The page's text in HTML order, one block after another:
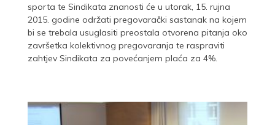
sporta te Sindikata znanosti će u utorak, 15. rujna
2015. godine održati pregovarački sastanak na kojem
bi se trebala usuglasiti preostala otvorena pitanja oko
završetka kolektivnog pregovaranja te raspraviti
zahtjev Sindikata za povećanjem plaća za 4%.